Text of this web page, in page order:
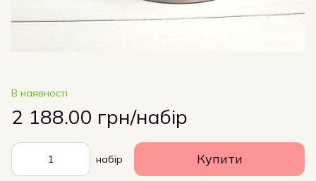
В наявності
2 188.00 грн/набір
набір Купити